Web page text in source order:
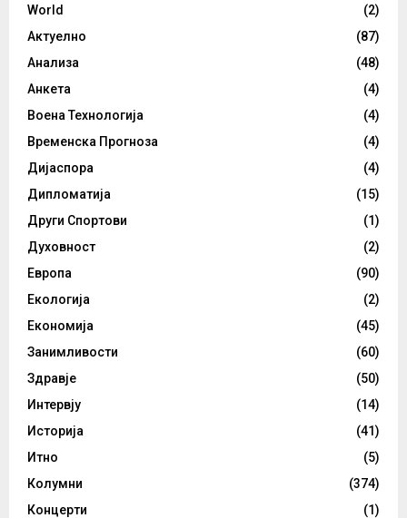
World
(2)
Актуелно
(87)
Анализа
(48)
Анкета
(4)
Воена Технологија
(4)
Временска Прогноза
(4)
Дијаспора
(4)
Дипломатија
(15)
Други Спортови
(1)
Духовност
(2)
Европа
(90)
Екологија
(2)
Економија
(45)
Занимливости
(60)
Здравје
(50)
Интервју
(14)
Историја
(41)
Итно
(5)
Колумни
(374)
Концерти
(1)